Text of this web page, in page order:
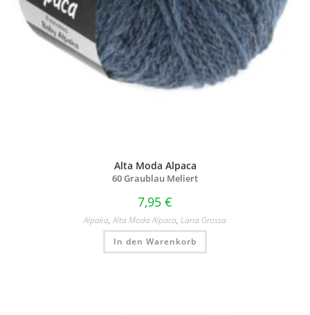
Alta Moda Alpaca
60 Graublau Meliert
7,95 €
Alpaka,Alta Moda Alpaca, Lana Grossa
In den Warenkorb